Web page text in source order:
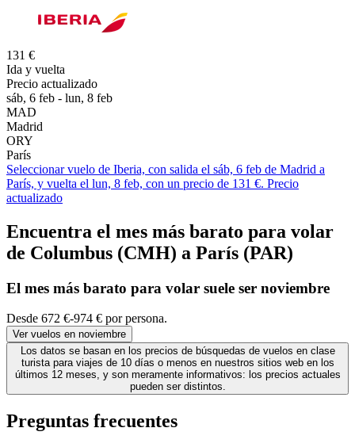
131 €
Ida y vuelta
Precio actualizado
sáb, 6 feb - lun, 8 feb
MAD
Madrid
ORY
París
Seleccionar vuelo de Iberia, con salida el sáb, 6 feb de Madrid a
París, y vuelta el lun, 8 feb, con un precio de 131 €. Precio
actualizado
Encuentra el mes más barato para volar
de Columbus (CMH) a París (PAR)
El mes más barato para volar suele ser noviembre
Desde 672 €-974 € por persona.
Ver vuelos en noviembre
Los datos se basan en los precios de búsquedas de vuelos en clase
turista para viajes de 10 días o menos en nuestros sitios web en los
últimos 12 meses, y son meramente informativos: los precios actuales
pueden ser distintos.
Preguntas frecuentes